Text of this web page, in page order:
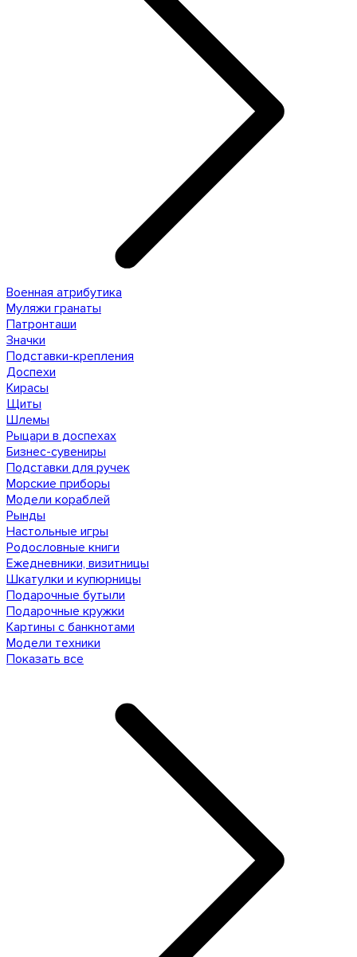
Военная атрибутика
Муляжи гранаты
Патронташи
Значки
Подставки-крепления
Доспехи
Кирасы
Щиты
Шлемы
Рыцари в доспехах
Бизнес-сувениры
Подставки для ручек
Морские приборы
Модели кораблей
Рынды
Настольные игры
Родословные книги
Ежедневники, визитницы
Шкатулки и купюрницы
Подарочные бутыли
Подарочные кружки
Картины с банкнотами
Модели техники
Показать все